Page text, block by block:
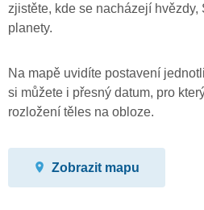
zjistěte, kde se nacházejí
planety.
Na mapě uvidíte postavení
si můžete i přesný datum, pro
rozložení těles na obloze.
Zobrazit mapu